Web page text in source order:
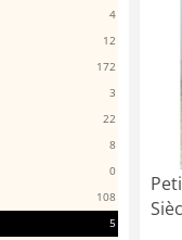
4
12
172
3
22
8
0
108
5